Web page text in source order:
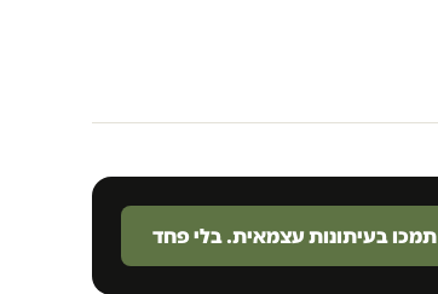
תמכו בעיתונות עצמאית. בלי פחד